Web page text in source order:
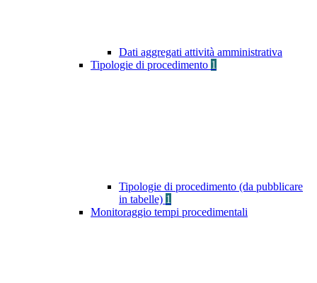
Dati aggregati attività amministrativa
Tipologie di procedimento 1
Tipologie di procedimento (da pubblicare
in tabelle) 1
Monitoraggio tempi procedimentali